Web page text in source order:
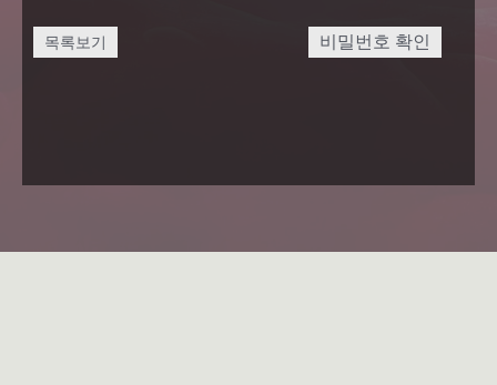
목록보기 비밀번호 확인